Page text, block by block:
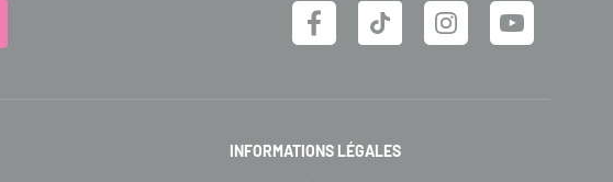
INFORMATIONS LÉGALES